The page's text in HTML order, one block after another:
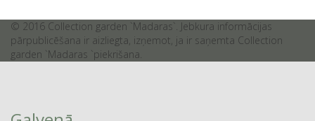
© 2016 Collection garden `Madaras`. Jebkura informācijas
pārpublicēšana ir aizliegta, izņemot, ja ir saņemta Collection
garden `Madaras `piekrišana.